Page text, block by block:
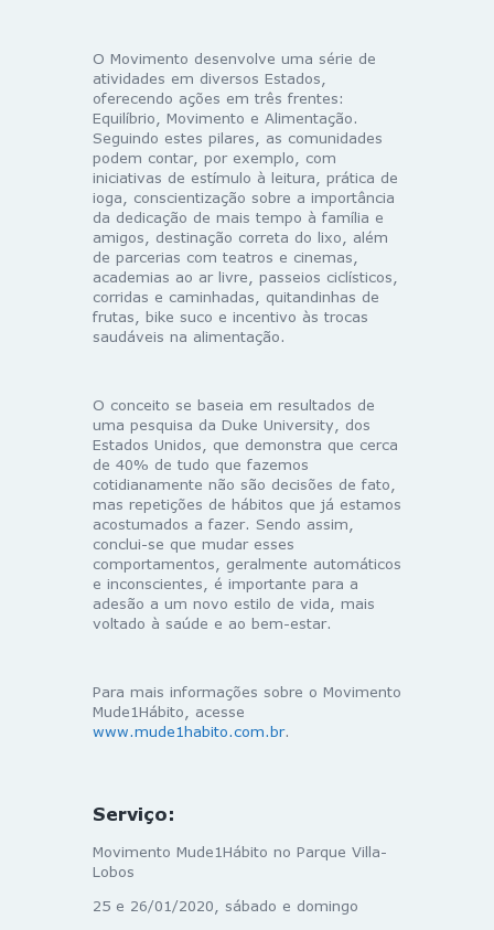
O Movimento desenvolve uma série de
atividades em diversos Estados,
oferecendo ações em três frentes:
Equilíbrio, Movimento e Alimentação.
Seguindo estes pilares, as comunidades
podem contar, por exemplo, com
iniciativas de estímulo à leitura, prática de
ioga, conscientização sobre a importância
da dedicação de mais tempo à família e
amigos, destinação correta do lixo, além
de parcerias com teatros e cinemas,
academias ao ar livre, passeios ciclísticos,
corridas e caminhadas, quitandinhas de
frutas, bike suco e incentivo às trocas
saudáveis na alimentação.
O conceito se baseia em resultados de
uma pesquisa da Duke University, dos
Estados Unidos, que demonstra que cerca
de 40% de tudo que fazemos
cotidianamente não são decisões de fato,
mas repetições de hábitos que já estamos
acostumados a fazer. Sendo assim,
conclui-se que mudar esses
comportamentos, geralmente automáticos
e inconscientes, é importante para a
adesão a um novo estilo de vida, mais
voltado à saúde e ao bem-estar.
Para mais informações sobre o Movimento
Mude1Hábito, acesse
www.mude1habito.com.br.
Serviço:
Movimento Mude1Hábito no Parque Villa-
Lobos
25 e 26/01/2020, sábado e domingo